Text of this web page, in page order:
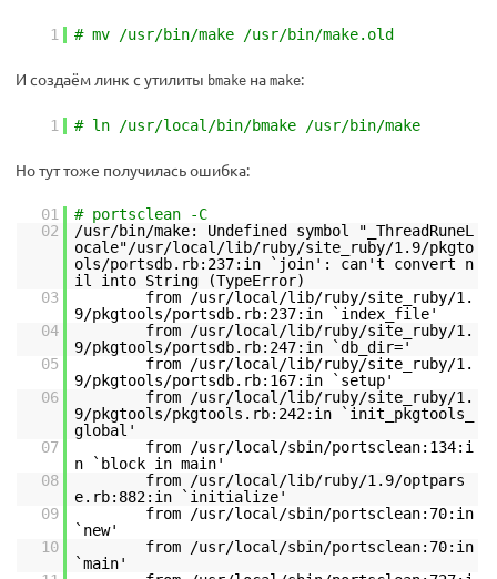
1 # mv /usr/bin/make /usr/bin/make.old
И создаём линк с утилиты bmake на make:
1 # ln /usr/local/bin/bmake /usr/bin/make
Но тут тоже получилась ошибка:
01
# portsclean -C
02
/usr/bin/make: Undefined symbol "_ThreadRuneL
ocale"/usr/local/lib/ruby/site_ruby/1.9/pkgto
ols/portsdb.rb:237:in `join': can't convert n
il into String (TypeError)
03
from /usr/local/lib/ruby/site_ruby/1.
9/pkgtools/portsdb.rb:237:in `index_file'
04
from /usr/local/lib/ruby/site_ruby/1.
9/pkgtools/portsdb.rb:247:in `db_dir='
05
from /usr/local/lib/ruby/site_ruby/1.
9/pkgtools/portsdb.rb:167:in `setup'
06
from /usr/local/lib/ruby/site_ruby/1.
9/pkgtools/pkgtools.rb:242:in `init_pkgtools_
global'
07
from /usr/local/sbin/portsclean:134:i
n `block in main'
08
from /usr/local/lib/ruby/1.9/optpars
e.rb:882:in `initialize'
09
from /usr/local/sbin/portsclean:70:in
`new'
10
from /usr/local/sbin/portsclean:70:in
`main'